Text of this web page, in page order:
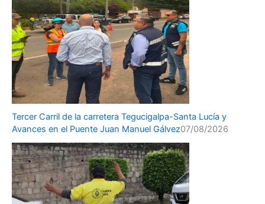
Tercer Carril de la carretera Tegucigalpa-Santa Lucía y
Avances en el Puente Juan Manuel Gálvez07/08/2026